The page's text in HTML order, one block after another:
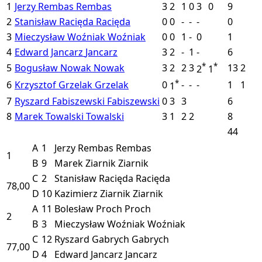
1 Jerzy Rembas Rembas 32 1 03 0
9
2 Stanisław Racięda Racięda 00 - - -
0
3 Mieczysław WoźniakWoźniak 00 1 - 0
1
4 Edward Jancarz Jancarz 32 - 1 -
6
5 Bogusław Nowak Nowak 32 232* 1* 132
6 Krzysztof Grzelak Grzelak 0 1* - - - 1
1
7 Ryszard Fabiszewski Fabiszewski 03 3
6
8 Marek Towalski Towalski 3 1 22
8
44
1
A 1 Jerzy Rembas Rembas
B 9 Marek ZiarnikZiarnik
78,00
C 2 Stanisław Racięda Racięda
D 10 Kazimierz ZiarnikZiarnik
2
A 11 Bolesław Proch Proch
B 3 Mieczysław WoźniakWoźniak
77,00
C 12 Ryszard Gabrych Gabrych
D 4 Edward Jancarz Jancarz